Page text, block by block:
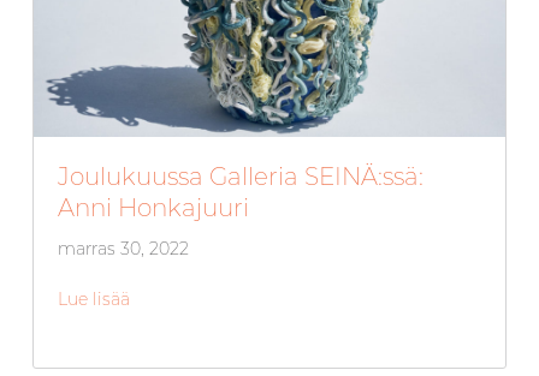
Joulukuussa Galleria SEINÄ:ssä:
Anni Honkajuuri
marras 30, 2022
Lue lisää